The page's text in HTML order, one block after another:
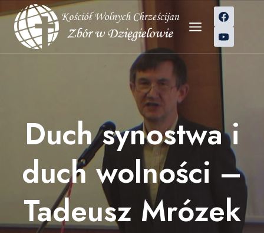
Przejdź
do
treści
Duch synostwa i
duch wolności –
Tadeusz Mrózek